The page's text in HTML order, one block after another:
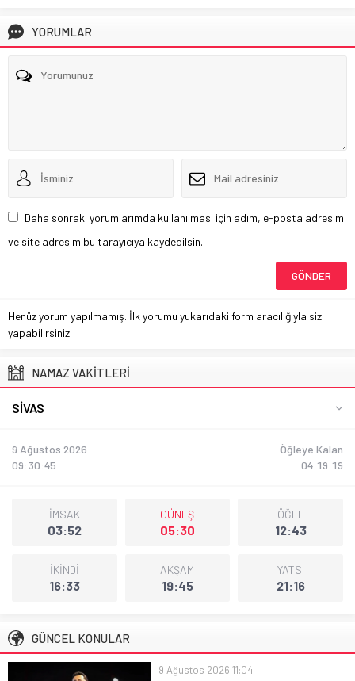
YORUMLAR
Daha sonraki yorumlarımda kullanılması için adım, e-posta adresim
ve site adresim bu tarayıcıya kaydedilsin.
Henüz yorum yapılmamış. İlk yorumu yukarıdaki form aracılığıyla siz
yapabilirsiniz.
NAMAZ VAKİTLERİ
SIVAS
9 Ağustos 2026
09:30:47
Öğleye Kalan
04:19:18
İMSAK
03:52
GÜNEŞ
05:30
ÖĞLE
12:43
İKİNDİ
16:33
AKŞAM
19:45
YATSI
21:16
GÜNCEL KONULAR
9 Ağustos 2026 11:04